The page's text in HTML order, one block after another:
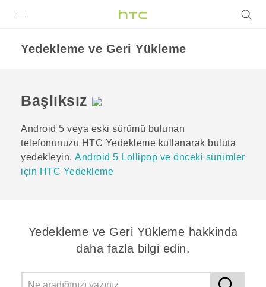
AKILLI TELEFONLAR
VIVERSE
DESTEK
Yedekleme ve Geri Yükleme
Başlıksız
Android 5 veya eski sürümü bulunan
telefonunuzu HTC Yedekleme kullanarak buluta
yedekleyin. Android 5 Lollipop ve önceki sürümler
için HTC Yedekleme
Yedekleme ve Geri Yükleme hakkinda
daha fazla bilgi edin.